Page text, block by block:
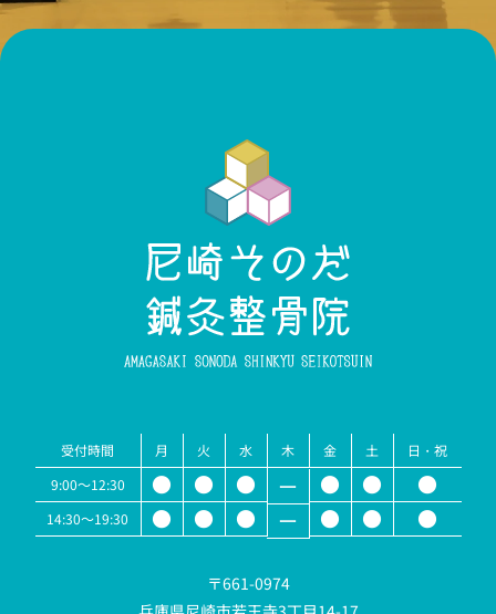
受付時間 月 火 水 木 金 土
日・祝
9:00～12:30
● ● ● ー ● ● ●
14:30～19:30 ● ● ● ー ● ● ●
〒661-0974